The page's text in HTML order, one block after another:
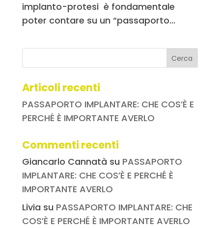
implanto-protesi è fondamentale
poter contare su un “passaporto...
Articoli recenti
PASSAPORTO IMPLANTARE: CHE COS’È E
PERCHÉ È IMPORTANTE AVERLO
Commenti recenti
Giancarlo Cannatà su PASSAPORTO
IMPLANTARE: CHE COS’È E PERCHÉ È
IMPORTANTE AVERLO
Livia su PASSAPORTO IMPLANTARE: CHE
COS’È E PERCHÉ È IMPORTANTE AVERLO